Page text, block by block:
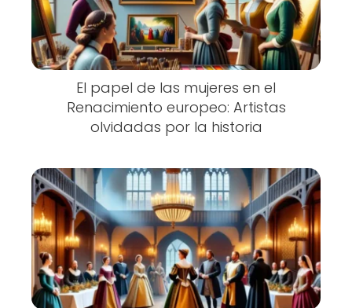
El papel de las mujeres en el
Renacimiento europeo: Artistas
olvidadas por la historia